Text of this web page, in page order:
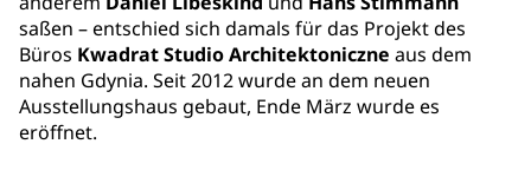
saßen – entschied sich damals für das Projekt des
Büros Kwadrat Studio Architektoniczne aus dem
nahen Gdynia. Seit 2012 wurde an dem neuen
Ausstellungshaus gebaut, Ende März wurde es
eröffnet.